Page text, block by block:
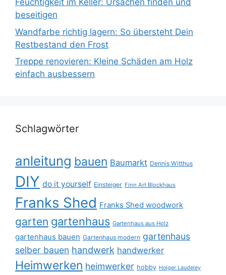
Feuchtigkeit im Keller: Ursachen finden und
beseitigen
Wandfarbe richtig lagern: So übersteht Dein
Restbestand den Frost
Treppe renovieren: Kleine Schäden am Holz
einfach ausbessern
Schlagwörter
anleitung bauen Baumarkt Dennis Witthus
DIY do it yourself Einsteiger Finn Art Blockhaus
Franks Shed Franks Shed woodwork
garten gartenhaus Gartenhaus aus Holz
gartenhaus bauen Gartenhaus modern gartenhaus
selber bauen handwerk handwerker
Heimwerken heimwerker hobby Holger Laudeley